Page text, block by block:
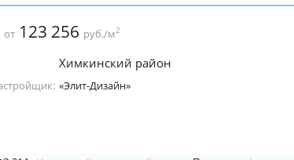
от 123 256 руб./м2
Химкинский район
«Элит-Дизайн»